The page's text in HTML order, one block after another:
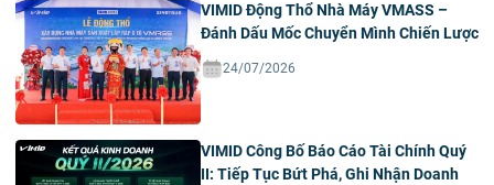
VIMID Động Thổ Nhà Máy VMASS –
Đánh Dấu Mốc Chuyển Mình Chiến Lược
24/07/2026
VIMID Công Bố Báo Cáo Tài Chính Quý
II: Tiếp Tục Bứt Phá, Ghi Nhận Doanh